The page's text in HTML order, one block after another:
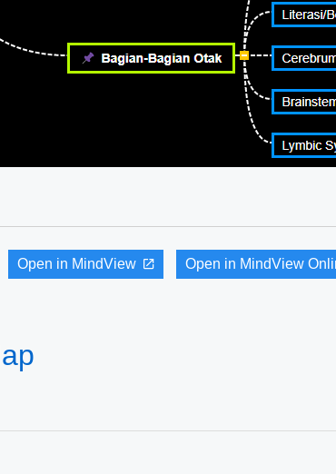
Open in MindView Open in MindView